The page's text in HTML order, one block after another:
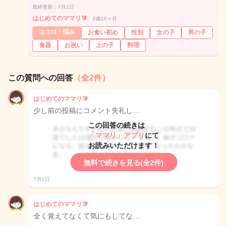
最終更新：7月1日
はじめてのママリ🔰 2歳10ヶ月
ココロ・悩み お食い初め 性別 女の子
男の子
食器
お祝い 上の子 料理
この質問への回答 （全2件）
はじめてのママリ🔰
少し前の投稿にコメント失礼し…
この回答の続きは
「ママリ」アプリ にて
お読みいただけます！
無料で続きを見る(全2件)
7月1日
はじめてのママリ🔰
全く覚えてなくて気にもしてな…